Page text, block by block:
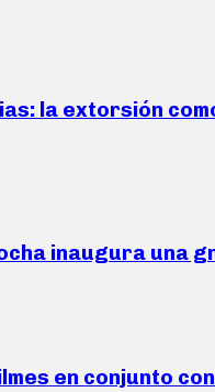
la extorsión
inaugura una
en conjunto